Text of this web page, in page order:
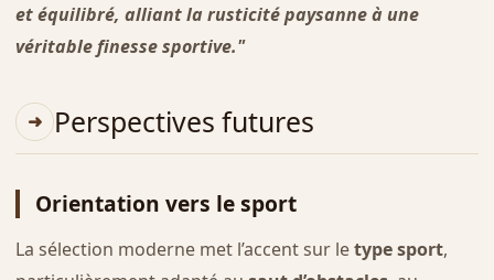
et équilibré, alliant la rusticité paysanne à une
véritable finesse sportive."
Perspectives futures
Orientation vers le sport
La sélection moderne met l’accent sur letype sport,